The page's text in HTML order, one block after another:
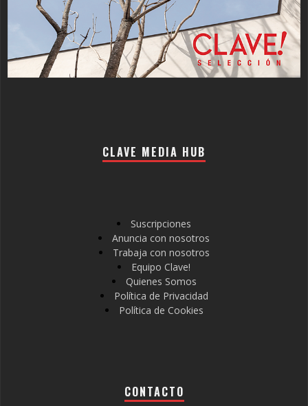
CLAVE MEDIA HUB
Suscripciones
Anuncia con nosotros
Trabaja con nosotros
Equipo Clave!
Quienes Somos
Política de Privacidad
Política de Cookies
CONTACTO